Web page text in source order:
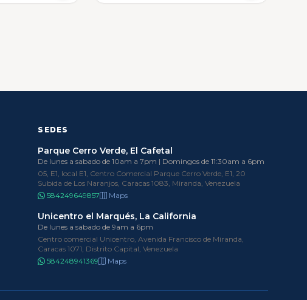
SEDES
Parque Cerro Verde, El Cafetal
De lunes a sabado de 10am a 7pm | Domingos de 11:30am a 6pm
05, E1, local E1, Centro Comercial Parque Cerro Verde, E1, 20
Subida de Los Naranjos, Caracas 1083, Miranda, Venezuela
584249649857
Maps
Unicentro el Marqués, La California
De lunes a sabado de 9am a 6pm
Centro comercial Unicentro, Avenida Francisco de Miranda,
Caracas 1071, Distrito Capital, Venezuela
584248941369
Maps